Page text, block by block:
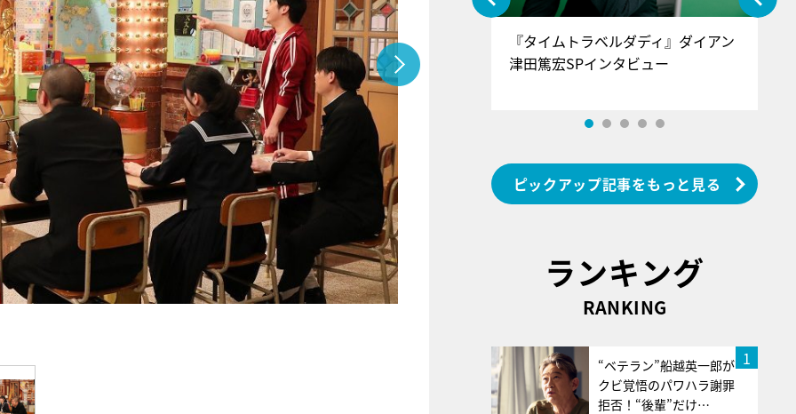
『アイ＝ラブ！げーみんぐ』＝LOV
E齋藤樹愛羅＆佐々木舞香SPインタ
ビュー
『タイムトラベルダディ』ダイアン
津田篤宏SPインタビュー
ピックアップ記事をもっと見る
ランキング
RANKING
1
“ベテラン”船越英一郎が
クビ覚悟のパワハラ謝罪
拒否！“後輩”だけ…